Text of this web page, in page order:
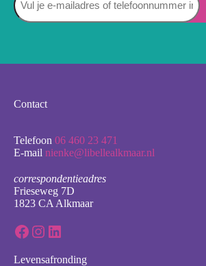
Contact
Telefoon 06 460 23 471
E-mail nienke@libellealkmaar.nl
correspondentieadres
Frieseweg 7D
1823 CA Alkmaar
Facebook Instagram LinkedIn
Levensafronding